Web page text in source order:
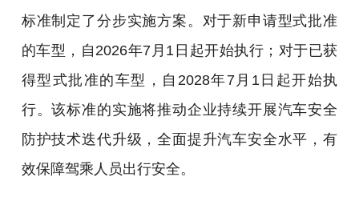
标准制定了分步实施方案。对于新申请型式批准
的车型，自2026年7月1日起开始执行；对于已获
得型式批准的车型，自2028年7月1日起开始执
行。该标准的实施将推动企业持续开展汽车安全
防护技术迭代升级，全面提升汽车安全水平，有
效保障驾乘人员出行安全。